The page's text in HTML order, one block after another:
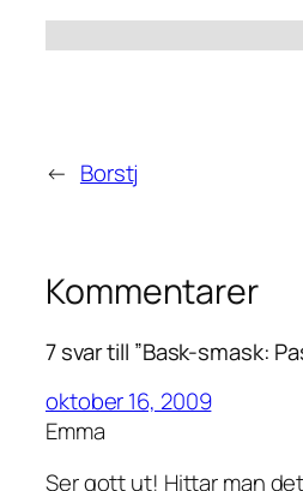
← Borstj
Kommentarer
7 svar till ”Bask-smask:
oktober 16, 2009
Emma
Ser gott ut! Hittar man